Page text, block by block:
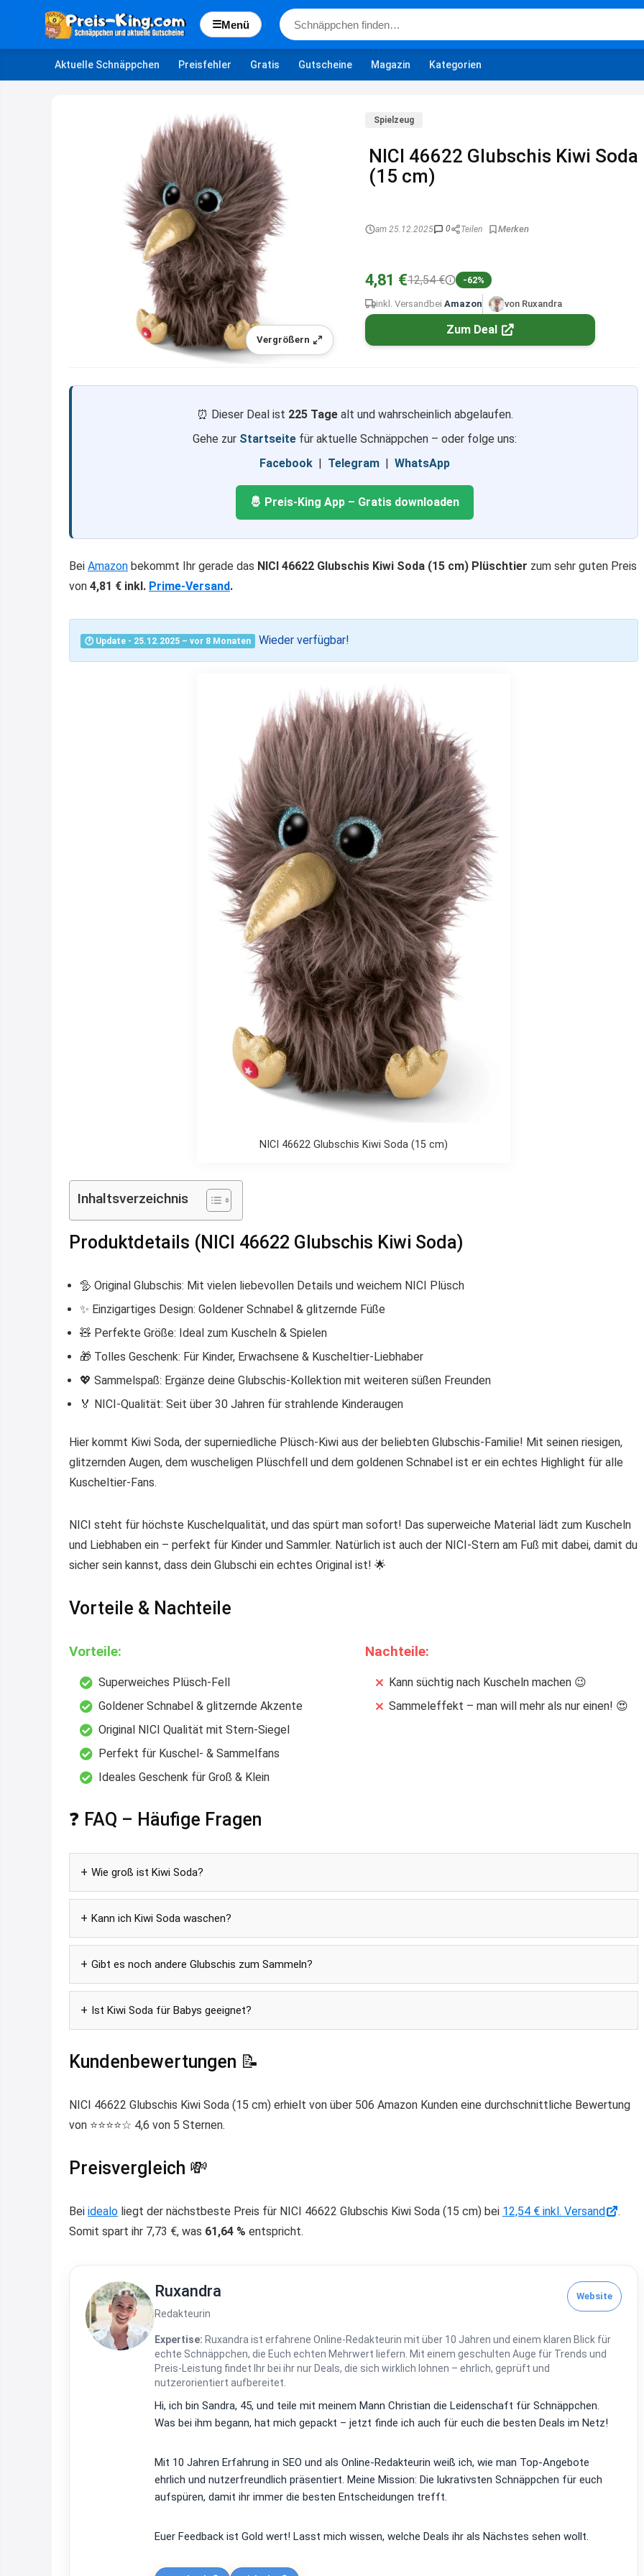
☰Menü
Aktuelle Schnäppchen Preisfehler Gratis Gutscheine Magazin Kategorien
Vergrößern
Spielzeug
NICI 46622 Glubschis Kiwi Soda
(15 cm)
am 25.12.2025 0 Teilen
4,81 €12,54 € -62%
inkl. Versand bei Amazon von Ruxandra
Zum Deal
⏰ Dieser Deal ist 225 Tagealt und wahrscheinlich abgelaufen.
Gehe zur Startseite für aktuelle Schnäppchen – oder folge uns:
Facebook | Telegram | WhatsApp
🤴 Preis-King App – Gratis downloaden
Bei Amazon bekommt Ihr gerade das NICI 46622 Glubschis Kiwi Soda (15 cm) Plüschtier zum sehr guten Preis
von 4,81 € inkl. Prime-Versand.
🕐 Update - 25.12.2025 – vor 8 Monaten Wieder verfügbar!
NICI 46622 Glubschis Kiwi Soda (15 cm)
Inhaltsverzeichnis
Produktdetails (NICI 46622 Glubschis Kiwi Soda)
🦤 Original Glubschis: Mit vielen liebevollen Details und weichem NICI Plüsch
✨ Einzigartiges Design: Goldener Schnabel & glitzernde Füße
🧸 Perfekte Größe: Ideal zum Kuscheln & Spielen
🎁 Tolles Geschenk: Für Kinder, Erwachsene & Kuscheltier-Liebhaber
💖 Sammelspaß: Ergänze deine Glubschis-Kollektion mit weiteren süßen Freunden
🏅 NICI-Qualität: Seit über 30 Jahren für strahlende Kinderaugen
Hier kommt Kiwi Soda, der superniedliche Plüsch-Kiwi aus der beliebten Glubschis-Familie! Mit seinen riesigen,
glitzernden Augen, dem wuscheligen Plüschfell und dem goldenen Schnabel ist er ein echtes Highlight für alle
Kuscheltier-Fans.
NICI steht für höchste Kuschelqualität, und das spürt man sofort! Das superweiche Material lädt zum Kuscheln
und Liebhaben ein – perfekt für Kinder und Sammler. Natürlich ist auch der NICI-Stern am Fuß mit dabei, damit du
sicher sein kannst, dass dein Glubschi ein echtes Original ist! 🌟
Vorteile & Nachteile
Vorteile:
Superweiches Plüsch-Fell
Goldener Schnabel & glitzernde Akzente
Original NICI Qualität mit Stern-Siegel
Perfekt für Kuschel- & Sammelfans
Ideales Geschenk für Groß & Klein
Nachteile:
Kann süchtig nach Kuscheln machen 😉
Sammeleffekt – man will mehr als nur einen! 😍
❓ FAQ – Häufige Fragen
Wie groß ist Kiwi Soda?
Kann ich Kiwi Soda waschen?
Gibt es noch andere Glubschis zum Sammeln?
Ist Kiwi Soda für Babys geeignet?
Kundenbewertungen 📝
NICI 46622 Glubschis Kiwi Soda (15 cm) erhielt von über 506 Amazon Kunden eine durchschnittliche Bewertung
von ⭐️⭐️⭐️⭐️☆ 4,6 von 5 Sternen.
Preisvergleich 💸
Bei idealo liegt der nächstbeste Preis für NICI 46622 Glubschis Kiwi Soda (15 cm) bei 12,54 € inkl. Versand
.
Somit spart ihr 7,73 €, was 61,64 % entspricht.
Ruxandra
Redakteurin
Website
Expertise: Ruxandra ist erfahrene Online-Redakteurin mit über 10 Jahren und einem klaren Blick für
echte Schnäppchen, die Euch echten Mehrwert liefern. Mit einem geschulten Auge für Trends und
Preis-Leistung findet Ihr bei ihr nur Deals, die sich wirklich lohnen – ehrlich, geprüft und
nutzerorientiert aufbereitet.
Hi, ich bin Sandra, 45, und teile mit meinem Mann Christian die Leidenschaft für Schnäppchen.
Was bei ihm begann, hat mich gepackt – jetzt finde ich auch für euch die besten Deals im Netz!
Mit 10 Jahren Erfahrung in SEO und als Online-Redakteurin weiß ich, wie man Top-Angebote
ehrlich und nutzerfreundlich präsentiert. Meine Mission: Die lukrativsten Schnäppchen für euch
aufspüren, damit ihr immer die besten Entscheidungen trefft.
Euer Feedback ist Gold wert! Lasst mich wissen, welche Deals ihr als Nächstes sehen wollt.